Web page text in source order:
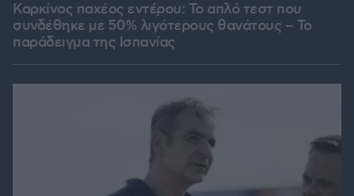
Καρκίνος παχέος εντέρου: Το απλό τεστ που
συνδέθηκε με 50% λιγότερους θανάτους – Το
παράδειγμα της Ισπανίας